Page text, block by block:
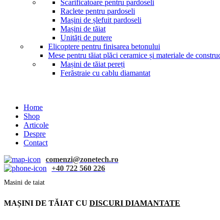
Scarificatoare pentru pardoseli
Raclete pentru pardoseli
Mașini de șlefuit pardoseli
Mașini de tăiat
Unități de putere
Elicoptere pentru finisarea betonului
Mese pentru tăiat plăci ceramice și materiale de
Mașini de tăiat pereți
Ferăstraie cu cablu diamantat
Home
Shop
Articole
Despre
Contact
comenzi@zonetech.ro
+40 722 560 226
Masini de taiat
MAȘINI DE TĂIAT CU DISCURI DIAMANTATE